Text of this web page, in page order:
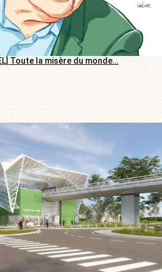
Toute la misère du monde…